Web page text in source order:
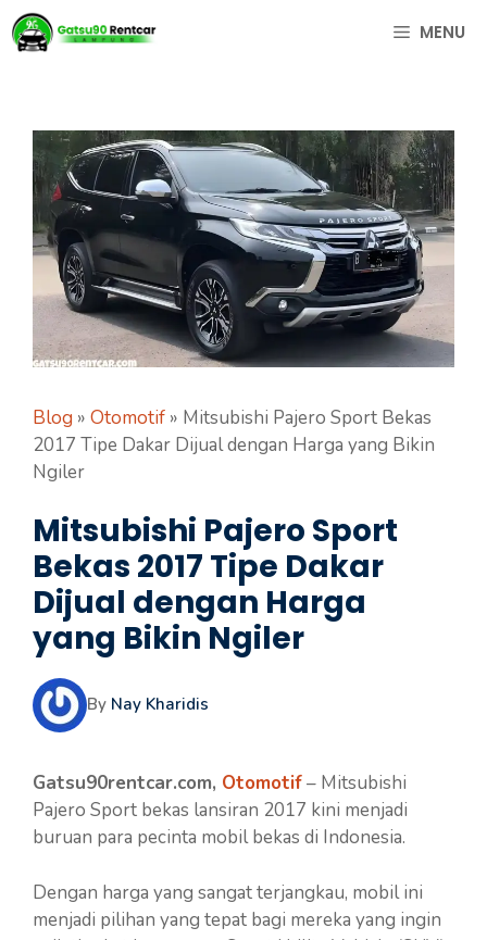
Langsung
ke
MENU
Blog » Otomotif » Mitsubishi Pajero Sport Bekas
2017 Tipe Dakar Dijual dengan Harga yang Bikin
Ngiler
Mitsubishi Pajero Sport
Bekas 2017 Tipe Dakar
Dijual dengan Harga
yang Bikin Ngiler
By Nay Kharidis
Gatsu90rentcar.com, Otomotif– Mitsubishi
Pajero Sport bekas lansiran 2017 kini menjadi
buruan para pecinta mobil bekas di Indonesia.
Dengan harga yang sangat terjangkau, mobil ini
menjadi pilihan yang tepat bagi mereka yang ingin